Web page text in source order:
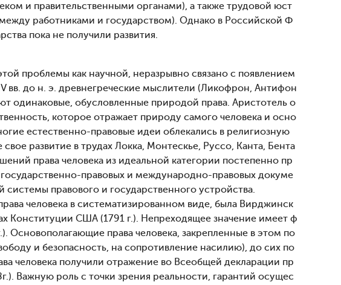
и правительственными органами), а также трудовой юст
работниками и государством). Однако в Российской Ф
пока не получили развития.
проблемы как научной, неразрывно связано с появлением
вв. до н. э. древнегреческие мыслители (Ликофрон, Антифон
одинаковые, обусловленные природой права. Аристотель о
которое отражает природу самого человека и осно
естественно-правовые идеи облекались в религиозную
развитие в трудах Локка, Монтескье, Руссо, Канта, Бента
права человека из идеальной категории постепенно пр
правовых и международно-правовых докуме
правового и государственного устройства.
человека в систематизированном виде, была Вирджинск
Конституции США (1791 г.). Непреходящее значение имеет ф
Основополагающие права человека, закрепленные в этом по
и безопасность, на сопротивление насилию), до сих по
человека получили отражение во Всеобщей декларации пр
Важную роль с точки зрения реальности, гарантий осущес